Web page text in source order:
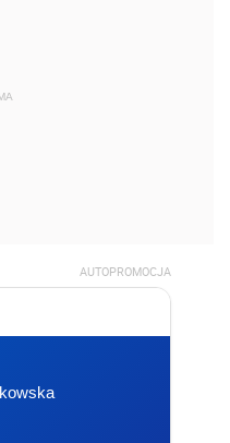
AUTOPROMOCJA